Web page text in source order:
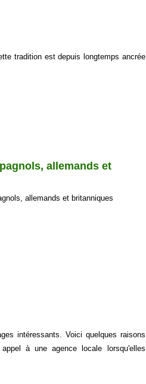
tradition est depuis longtemps ancrée
allemands et
allemands et britanniques
intéressants. Voici quelques raisons
à une agence locale lorsqu'elles